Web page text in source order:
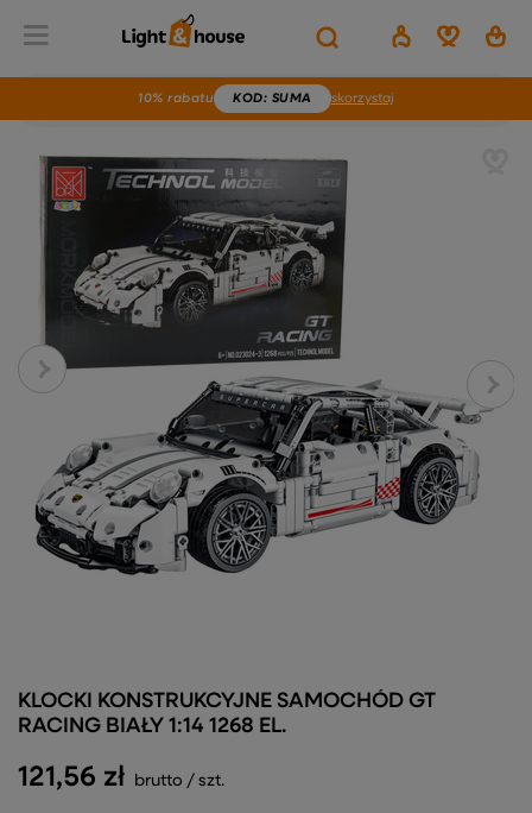
10% rabatu KOD: SUMA skorzystaj
121,56 zł brutto / szt.
KLOCKI KONSTRUKCYJNE SAMOCHÓD GT
RACING BIAŁY 1:14 1268 EL.